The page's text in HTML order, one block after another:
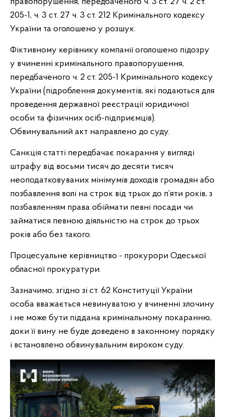
205-1, ч. 3 ст. 27 ч. 3 ст. 212 Кримінального кодексу
України та оголошено у розшук.
Фіктивному керівнику компанії оголошено підозру
у вчиненні кримінального правопорушення,
передбаченого ч. 2 ст. 205-1 Кримінального кодексу
України (підроблення документів, які подаються для
проведення державної реєстрації юридичної
особи та фізичних осіб-підприємців).
Обвинувальний акт направлено до суду.
Санкція статті передбачає покарання у вигляді
штрафу від восьми тисяч до десяти тисяч
неоподатковуваних мінімумів доходів громадян або
позбавлення волі на строк від трьох до п’яти років, з
позбавленням права обіймати певні посади чи
займатися певною діяльністю на строк до трьох
років або без такого.
Процесуальне керівництво - прокурори Одеської
обласної прокуратури.
Зазначимо, згідно зі ст. 62 Конституції України
особа вважається невинуватою у вчиненні злочину
і не може бути піддана кримінальному покаранню,
доки її вину не буде доведено в законному порядку
і встановлено обвинувальним вироком суду.